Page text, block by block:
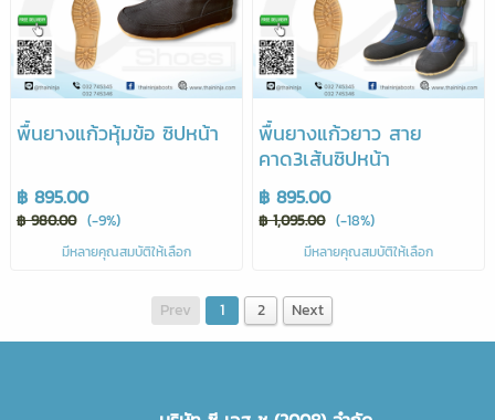
พื้นยางแก้วหุ้มข้อ ซิปหน้า
฿ 895.00
฿ 980.00 (-9%)
มีหลายคุณสมบัติให้เลือก
พื้นยางแก้วยาว สาย
คาด3เส้นซิปหน้า
฿ 895.00
฿ 1,095.00 (-18%)
มีหลายคุณสมบัติให้เลือก
Prev 1 2 Next